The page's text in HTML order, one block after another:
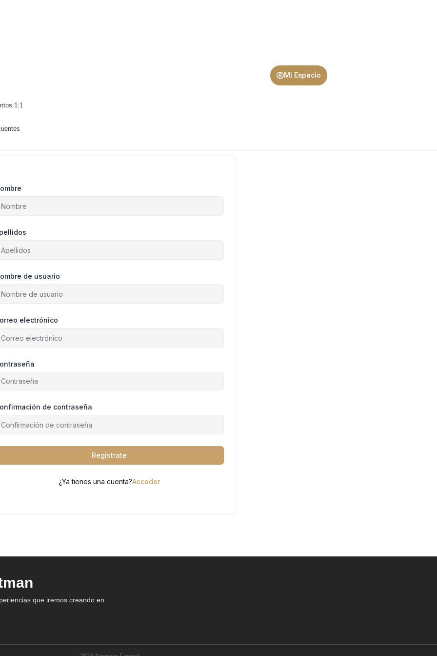
1:1
Mi Espacio
de usuario
electrónico
de contraseña
Regístrate
¿Ya tienes una cuenta?Acceder
que iremos creando en